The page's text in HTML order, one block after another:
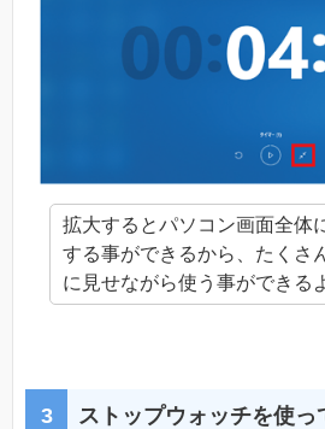
拡大するとパソコン画面全体
する事ができるから、たくさ
に見せながら使う事ができる
ストップウォッチを使っ